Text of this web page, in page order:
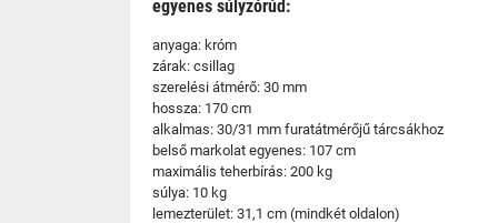
egyenes súlyzórúd:
anyaga: króm
zárak: csillag
szerelési átmérő: 30 mm
hossza: 170 cm
alkalmas: 30/31 mm furatátmérőjű tárcsákhoz
belső markolat egyenes: 107 cm
maximális teherbírás: 200 kg
súlya: 10 kg
lemezterület: 31,1 cm (mindkét oldalon)